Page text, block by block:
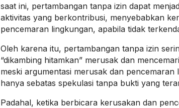
saat ini, pertambangan tanpa izin dapat
aktivitas yang berkontribusi, menyebabkan
pencemaran lingkungan, apabila tidak
Oleh karena itu, pertambangan tanpa izin
“dikambing hitamkan” merusak dan
meski argumentasi merusak dan pencemaran
hanya sebatas spekulasi tanpa bukti yang
Padahal, ketika berbicara kerusakan dan